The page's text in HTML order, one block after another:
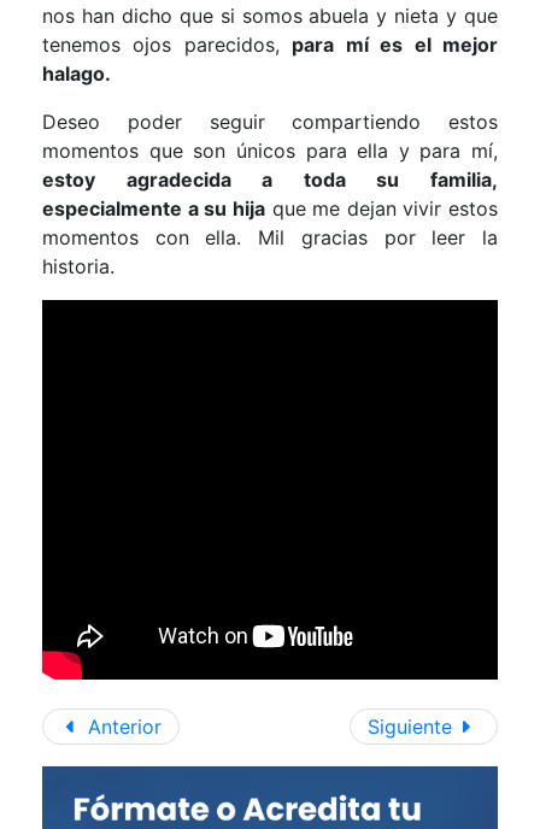
nos han dicho que si somos abuela y nieta y que
tenemos ojos parecidos, para mí es el mejor
halago.
Deseo poder seguir compartiendo estos
momentos que son únicos para ella y para mí,
estoy agradecida a toda su familia,
especialmente a su hijaque me dejan vivir estos
momentos con ella. Mil gracias por leer la
historia.
Anterior Siguiente